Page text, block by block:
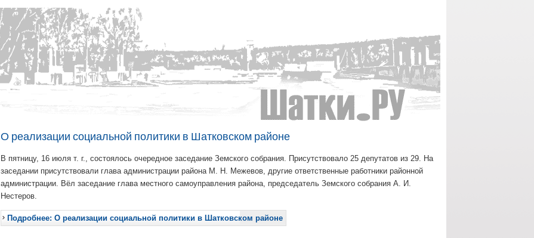
О реализации социальной политики в Шатковском районе
В пятницу, 16 июля т. г., состоялось очередное заседание Земского собрания. Присутствовало 25 депутатов из 29. На
заседании присутствовали глава администрации района М. Н. Межевов, другие ответственные работники районной
администрации. Вёл заседание глава местного самоуправления района, председатель Земского собрания А. И.
Нестеров.
Подробнее: О реализации социальной политики в Шатковском районе